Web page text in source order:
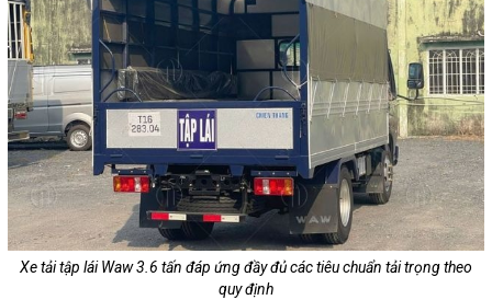
Xe tải tập lái Waw 3.6 tấn đáp ứng đầy đủ các tiêu chuẩn tải trọng theo
quy định